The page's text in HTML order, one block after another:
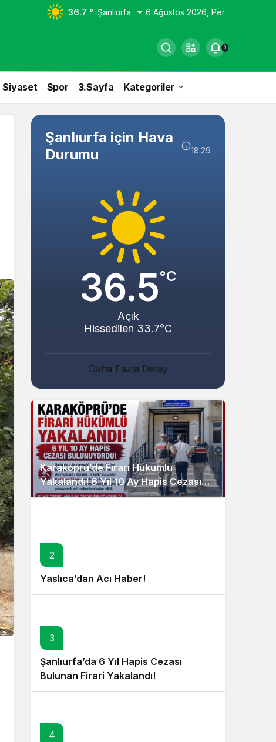
36.7 ° Şanlıurfa 6 Ağustos 2026, Per
0
Siyaset Spor 3.Sayfa Kategoriler
Şanlıurfa için Hava
Durumu
18:29
36.5°C
Açık
Hissedilen 33.7°C
Daha Fazla Detay
Karaköprü’de Firari Hükümlü
Yakalandı! 6 Yıl 10 Ay Hapis Cezası
Bulunuyordu!
2
Yaslıca’dan Acı Haber!
3
Şanlıurfa’da 6 Yıl Hapis Cezası
Bulunan Firari Yakalandı!
4